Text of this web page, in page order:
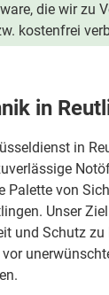
die wir zu
kostenfrei
in
in
Palette von
Unser
und Schutz zu